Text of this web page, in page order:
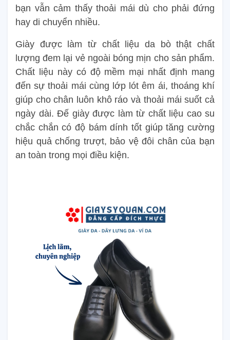
bạn vẫn cảm thấy thoải mái dù cho phải đứng
hay di chuyển nhiều.
Giày được làm từ chất liệu da bò thật chất
lượng đem lại vẻ ngoài bóng mịn cho sản phẩm.
Chất liệu này có độ mềm mại nhất định mang
đến sự thoải mái cùng lớp lót êm ái, thoáng khí
giúp cho chân luôn khô ráo và thoải mái suốt cả
ngày dài. Đế giày được làm từ chất liệu cao su
chắc chắn có độ bám dính tốt giúp tăng cường
hiệu quả chống trượt, bảo vệ đôi chân của bạn
an toàn trong mọi điều kiện.